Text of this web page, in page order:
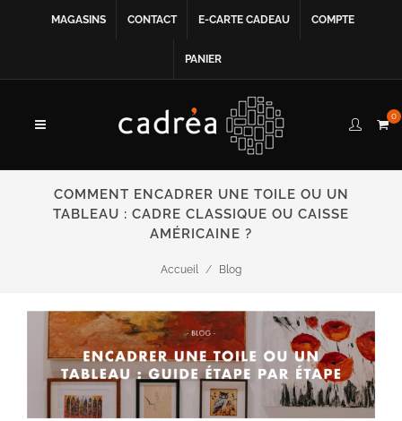
MAGASINS CONTACT E-CARTE CADEAU COMPTE
PANIER
0
COMMENT ENCADRER UNE TOILE OU UN
TABLEAU : CADRE CLASSIQUE OU CAISSE
AMÉRICAINE ?
Accueil Blog